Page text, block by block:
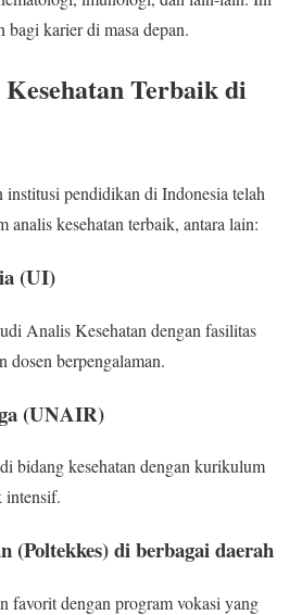
karier di masa depan.
Terbaik di
institusi pendidikan di Indonesia telah
kesehatan terbaik, antara lain:
(UI)
Analis Kesehatan dengan fasilitas
dosen berpengalaman.
(UNAIR)
bidang kesehatan dengan kurikulum
intensif.
(Poltekkes) di berbagai daerah
favorit dengan program vokasi yang